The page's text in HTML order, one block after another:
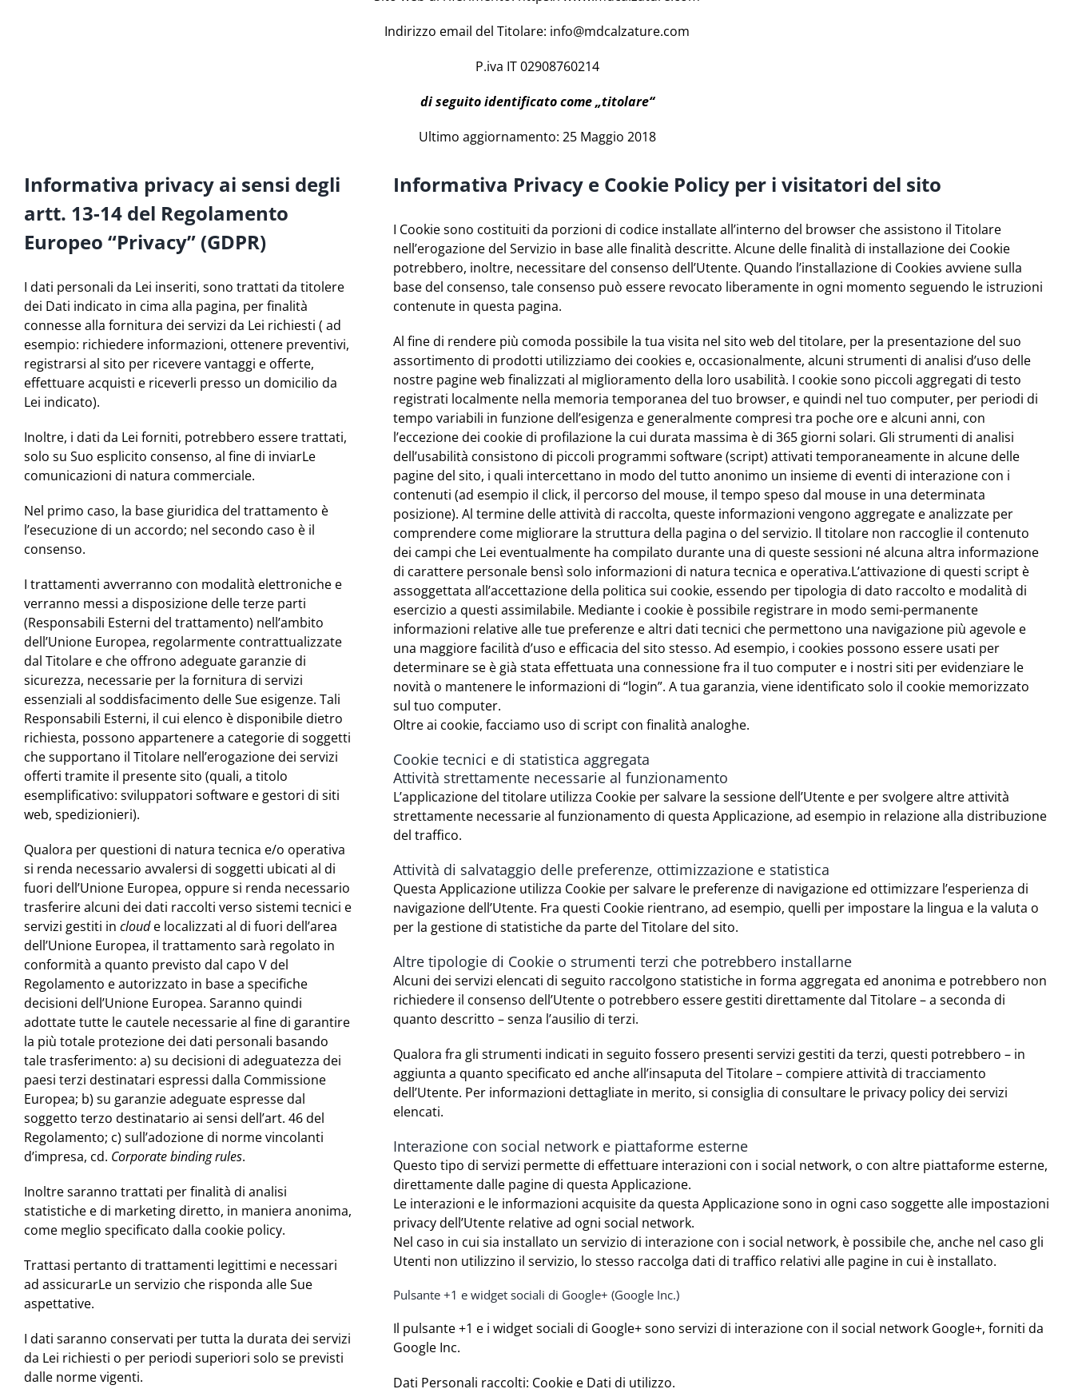
Indirizzo email del Titolare: info@mdcalzature.com
P.iva IT 02908760214
di seguito identificato come „titolare“
Ultimo aggiornamento: 25 Maggio 2018
Informativa privacy ai sensi degli
artt. 13-14 del Regolamento
Europeo “Privacy” (GDPR)
I dati personali da Lei inseriti, sono trattati da titolere
dei Dati indicato in cima alla pagina, per finalità
connesse alla fornitura dei servizi da Lei richiesti ( ad
esempio: richiedere informazioni, ottenere preventivi,
registrarsi al sito per ricevere vantaggi e offerte,
effettuare acquisti e riceverli presso un domicilio da
Lei indicato).
Inoltre, i dati da Lei forniti, potrebbero essere trattati,
solo su Suo esplicito consenso, al fine di inviarLe
comunicazioni di natura commerciale.
Nel primo caso, la base giuridica del trattamento è
l’esecuzione di un accordo; nel secondo caso è il
consenso.
I trattamenti avverranno con modalità elettroniche e
verranno messi a disposizione delle terze parti
(Responsabili Esterni del trattamento) nell’ambito
dell’Unione Europea, regolarmente contrattualizzate
dal Titolare e che offrono adeguate garanzie di
sicurezza, necessarie per la fornitura di servizi
essenziali al soddisfacimento delle Sue esigenze. Tali
Responsabili Esterni, il cui elenco è disponibile dietro
richiesta, possono appartenere a categorie di soggetti
che supportano il Titolare nell’erogazione dei servizi
offerti tramite il presente sito (quali, a titolo
esemplificativo: sviluppatori software e gestori di siti
web, spedizionieri).
Qualora per questioni di natura tecnica e/o operativa
si renda necessario avvalersi di soggetti ubicati al di
fuori dell’Unione Europea, oppure si renda necessario
trasferire alcuni dei dati raccolti verso sistemi tecnici e
servizi gestiti in cloude localizzati al di fuori dell’area
dell’Unione Europea, il trattamento sarà regolato in
conformità a quanto previsto dal capo V del
Regolamento e autorizzato in base a specifiche
decisioni dell’Unione Europea. Saranno quindi
adottate tutte le cautele necessarie al fine di garantire
la più totale protezione dei dati personali basando
tale trasferimento: a) su decisioni di adeguatezza dei
paesi terzi destinatari espressi dalla Commissione
Europea; b) su garanzie adeguate espresse dal
soggetto terzo destinatario ai sensi dell’art. 46 del
Regolamento; c) sull’adozione di norme vincolanti
d’impresa, cd. Corporate binding rules.
Inoltre saranno trattati per finalità di analisi
statistiche e di marketing diretto, in maniera anonima,
come meglio specificato dalla cookie policy.
Trattasi pertanto di trattamenti legittimi e necessari
ad assicurarLe un servizio che risponda alle Sue
aspettative.
I dati saranno conservati per tutta la durata dei servizi
da Lei richiesti o per periodi superiori solo se previsti
dalle norme vigenti.
Informativa Privacy e Cookie Policy per i visitatori del sito
I Cookie sono costituiti da porzioni di codice installate all’interno del browser che assistono il Titolare
nell’erogazione del Servizio in base alle finalità descritte. Alcune delle finalità di installazione dei Cookie
potrebbero, inoltre, necessitare del consenso dell’Utente. Quando l’installazione di Cookies avviene sulla
base del consenso, tale consenso può essere revocato liberamente in ogni momento seguendo le istruzioni
contenute in questa pagina.
Al fine di rendere più comoda possibile la tua visita nel sito web del titolare, per la presentazione del suo
assortimento di prodotti utilizziamo dei cookies e, occasionalmente, alcuni strumenti di analisi d’uso delle
nostre pagine web finalizzati al miglioramento della loro usabilità. I cookie sono piccoli aggregati di testo
registrati localmente nella memoria temporanea del tuo browser, e quindi nel tuo computer, per periodi di
tempo variabili in funzione dell’esigenza e generalmente compresi tra poche ore e alcuni anni, con
l’eccezione dei cookie di profilazione la cui durata massima è di 365 giorni solari. Gli strumenti di analisi
dell’usabilità consistono di piccoli programmi software (script) attivati temporaneamente in alcune delle
pagine del sito, i quali intercettano in modo del tutto anonimo un insieme di eventi di interazione con i
contenuti (ad esempio il click, il percorso del mouse, il tempo speso dal mouse in una determinata
posizione). Al termine delle attività di raccolta, queste informazioni vengono aggregate e analizzate per
comprendere come migliorare la struttura della pagina o del servizio. Il titolare non raccoglie il contenuto
dei campi che Lei eventualmente ha compilato durante una di queste sessioni né alcuna altra informazione
di carattere personale bensì solo informazioni di natura tecnica e operativa.L’attivazione di questi script è
assoggettata all’accettazione della politica sui cookie, essendo per tipologia di dato raccolto e modalità di
esercizio a questi assimilabile. Mediante i cookie è possibile registrare in modo semi-permanente
informazioni relative alle tue preferenze e altri dati tecnici che permettono una navigazione più agevole e
una maggiore facilità d’uso e efficacia del sito stesso. Ad esempio, i cookies possono essere usati per
determinare se è già stata effettuata una connessione fra il tuo computer e i nostri siti per evidenziare le
novità o mantenere le informazioni di “login”. A tua garanzia, viene identificato solo il cookie memorizzato
sul tuo computer.
Oltre ai cookie, facciamo uso di script con finalità analoghe.
Cookie tecnici e di statistica aggregata
Attività strettamente necessarie al funzionamento
L’applicazione del titolare utilizza Cookie per salvare la sessione dell’Utente e per svolgere altre attività
strettamente necessarie al funzionamento di questa Applicazione, ad esempio in relazione alla distribuzione
del traffico.
Attività di salvataggio delle preferenze, ottimizzazione e statistica
Questa Applicazione utilizza Cookie per salvare le preferenze di navigazione ed ottimizzare l’esperienza di
navigazione dell’Utente. Fra questi Cookie rientrano, ad esempio, quelli per impostare la lingua e la valuta o
per la gestione di statistiche da parte del Titolare del sito.
Altre tipologie di Cookie o strumenti terzi che potrebbero installarne
Alcuni dei servizi elencati di seguito raccolgono statistiche in forma aggregata ed anonima e potrebbero non
richiedere il consenso dell’Utente o potrebbero essere gestiti direttamente dal Titolare – a seconda di
quanto descritto – senza l’ausilio di terzi.
Qualora fra gli strumenti indicati in seguito fossero presenti servizi gestiti da terzi, questi potrebbero – in
aggiunta a quanto specificato ed anche all’insaputa del Titolare – compiere attività di tracciamento
dell’Utente. Per informazioni dettagliate in merito, si consiglia di consultare le privacy policy dei servizi
elencati.
Interazione con social network e piattaforme esterne
Questo tipo di servizi permette di effettuare interazioni con i social network, o con altre piattaforme esterne,
direttamente dalle pagine di questa Applicazione.
Le interazioni e le informazioni acquisite da questa Applicazione sono in ogni caso soggette alle impostazioni
privacy dell’Utente relative ad ogni social network.
Nel caso in cui sia installato un servizio di interazione con i social network, è possibile che, anche nel caso gli
Utenti non utilizzino il servizio, lo stesso raccolga dati di traffico relativi alle pagine in cui è installato.
Pulsante +1 e widget sociali di Google+ (Google Inc.)
Il pulsante +1 e i widget sociali di Google+ sono servizi di interazione con il social network Google+, forniti da
Google Inc.
Dati Personali raccolti: Cookie e Dati di utilizzo.